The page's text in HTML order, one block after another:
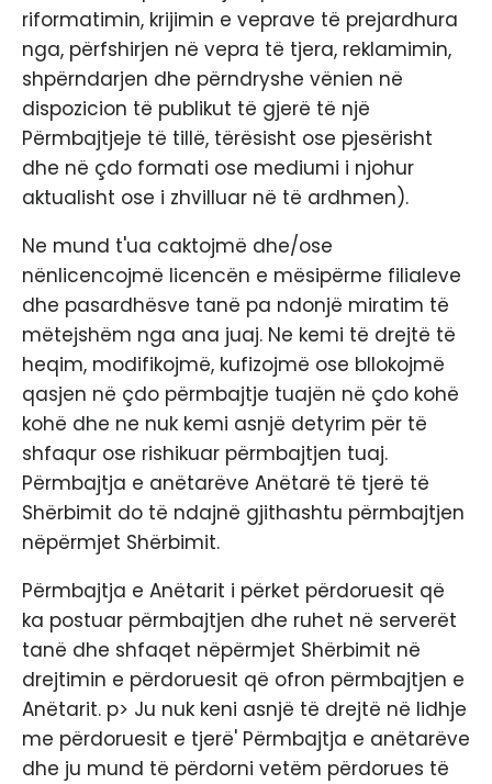
riformatimin, krijimin e veprave të prejardhura
nga, përfshirjen në vepra të tjera, reklamimin,
shpërndarjen dhe përndryshe vënien në
dispozicion të publikut të gjerë të një
Përmbajtjeje të tillë, tërësisht ose pjesërisht
dhe në çdo formati ose mediumi i njohur
aktualisht ose i zhvilluar në të ardhmen).
Ne mund t'ua caktojmë dhe/ose
nënlicencojmë licencën e mësipërme filialeve
dhe pasardhësve tanë pa ndonjë miratim të
mëtejshëm nga ana juaj. Ne kemi të drejtë të
heqim, modifikojmë, kufizojmë ose bllokojmë
qasjen në çdo përmbajtje tuajën në çdo kohë
kohë dhe ne nuk kemi asnjë detyrim për të
shfaqur ose rishikuar përmbajtjen tuaj.
Përmbajtja e anëtarëve Anëtarë të tjerë të
Shërbimit do të ndajnë gjithashtu përmbajtjen
nëpërmjet Shërbimit.
Përmbajtja e Anëtarit i përket përdoruesit që
ka postuar përmbajtjen dhe ruhet në serverët
tanë dhe shfaqet nëpërmjet Shërbimit në
drejtimin e përdoruesit që ofron përmbajtjen e
Anëtarit. p> Ju nuk keni asnjë të drejtë në lidhje
me përdoruesit e tjerë' Përmbajtja e anëtarëve
dhe ju mund të përdorni vetëm përdorues të